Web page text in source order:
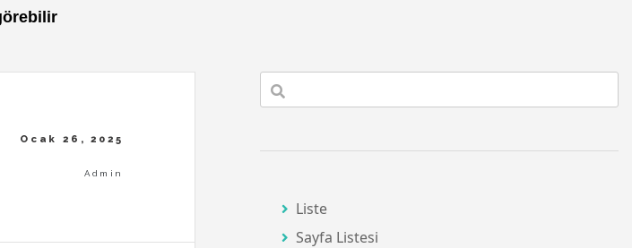
Liste
Sayfa Listesi